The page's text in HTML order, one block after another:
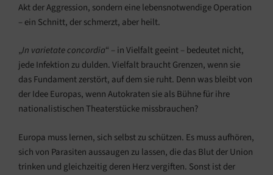
Akt der Aggression, sondern eine lebensnotwendige Operation
– ein Schnitt, der schmerzt, aber heilt.
„In varietate concordia“ – in Vielfalt geeint – bedeutet nicht,
jede Infektion zu dulden. Vielfalt braucht Grenzen, wenn sie
das Fundament zerstört, auf dem sie ruht. Denn was bleibt von
der Idee Europas, wenn Autokraten sie als Bühne für ihre
nationalistischen Theaterstücke missbrauchen?
Europa muss lernen, sich selbst zu schützen. Es muss aufhören,
sich von Parasiten aussaugen zu lassen, die das Blut der Union
trinken und gleichzeitig deren Herz vergiften. Sonst ist der